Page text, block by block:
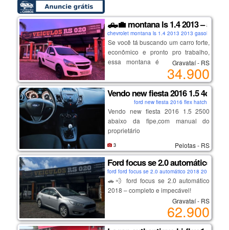
🛻💼 montana ls 1.4 2013 – a
chevrolet montana ls 1.4 2013 2013 gasolina
Se você tá buscando um carro forte,
econômico e pronto pro trabalho,
essa montana é pra você. e o
melhor: abaixo da fipe! 🔥
📌 fipe: r$ 39.518,00
💰 estamos vendendo por apenas r$
34.900,00
💸 quase r$ 5.000 abaixo da tabela!
✅ vidros elétricos
🔥 ar quente
🔒 trava elétrica
🛞 rodas de ferro – mais resistência
pro dia a dia
📄 transferência na hora – sai no
seu nome no mesmo dia!
📍ideal pra quem precisa de um
Gravataí - RS
34.900
Vendo new fiesta 2016 1.5 4cc
ford new fiesta 2016 flex hatch
Vendo new fiesta 2016 1.5 2500
abaixo da fipe,com manual do
proprietário
Pelotas - RS
3
Ford focus se 2.0 automático
ford ford focus se 2.0 automático 2018 2018 flex
🚗💨 ford focus se 2.0 automático
2018 – completo e impecável!
quer conforto, desempenho e estilo
sem abrir mão da economia? então
Gravataí - RS
62.900